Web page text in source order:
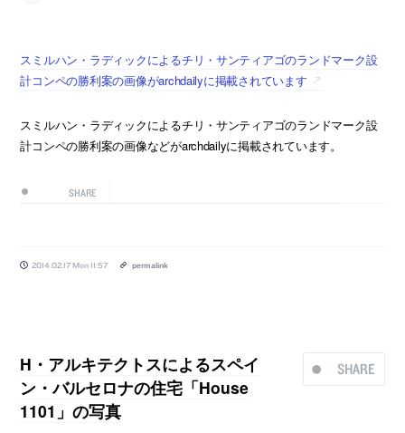
スミルハン・ラディックによるチリ・サンティアゴのランドマーク設
計コンペの勝利案の画像がarchdailyに掲載されています
スミルハン・ラディックによるチリ・サンティアゴのランドマーク設
計コンペの勝利案の画像などがarchdailyに掲載されています。
SHARE
2014.02.17 Mon 11:57 permalink
SHARE
H・アルキテクトスによるスペイ
ン・バルセロナの住宅「House
1101」の写真